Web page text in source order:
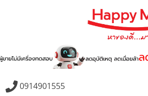
0914901555